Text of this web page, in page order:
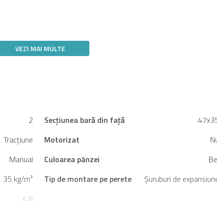
VEZI MAI MULTE
2 Secțiunea bară din față
Tracţiune Motorizat
Manual Culoarea pânzei
35 kg/m² Tip de montare pe perete
Șuruburi de
4 h